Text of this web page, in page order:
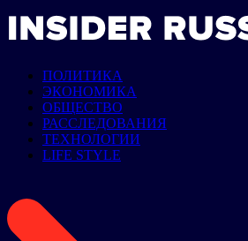
ПОЛИТИКА
ЭКОНОМИКА
ОБЩЕСТВО
РАССЛЕДОВАНИЯ
ТЕХНОЛОГИИ
LIFE STYLE